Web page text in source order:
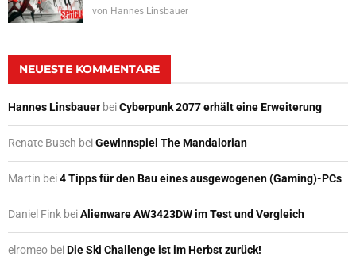
von Hannes Linsbauer
NEUESTE KOMMENTARE
Hannes Linsbauer beiCyberpunk 2077 erhält eine Erweiterung
Renate Busch beiGewinnspiel The Mandalorian
Martin bei4 Tipps für den Bau eines ausgewogenen (Gaming)-PCs
Daniel Fink beiAlienware AW3423DW im Test und Vergleich
elromeo beiDie Ski Challenge ist im Herbst zurück!